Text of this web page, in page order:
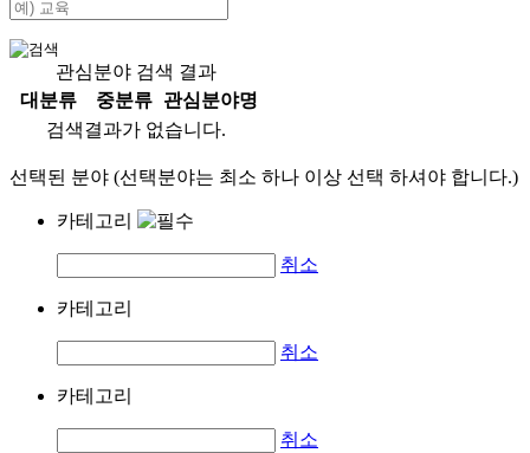
관심분야 검색 결과
대분류
중분류
관심분야명
검색결과가 없습니다.
선택된 분야 (선택분야는 최소 하나 이상 선택 하셔야 합니다.)
카테고리
취소
카테고리
취소
카테고리
취소